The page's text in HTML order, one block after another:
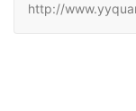
http://